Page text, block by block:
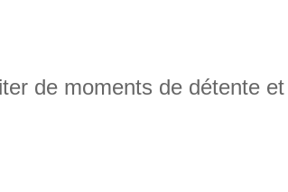
de moments de détente